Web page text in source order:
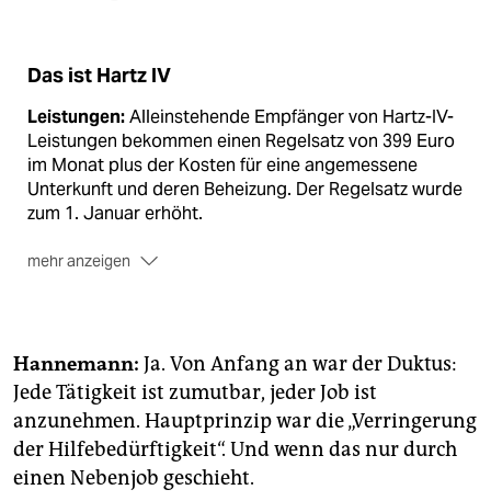
Das ist Hartz IV
Leistungen:Alleinstehende Empfänger von Hartz-IV-
Leistungen bekommen einen Regelsatz von 399 Euro
im Monat plus der Kosten für eine angemessene
Unterkunft und deren Beheizung. Der Regelsatz wurde
zum 1. Januar erhöht.
mehr anzeigen
Empfängern sind 4,3 Millionen erwerbsfähige
Leistungsberechtigte, hinzu kommen die Bezieher von
Sozialgeld, das sind Kinder unter 15 Jahren.
Bevölkerung:Damit bekommt etwa jeder zehnte
Haushalt in Deutschland Hartz IV, viele davon
ergänzend zu Nebeneinkommen oder zu
Hannemann: Ja. Von Anfang an war der Duktus:
Jede Tätigkeit ist zumutbar, jeder Job ist
anzunehmen. Hauptprinzip war die „Verringerung
der Hilfebedürftigkeit“. Und wenn das nur durch
einen Nebenjob geschieht.